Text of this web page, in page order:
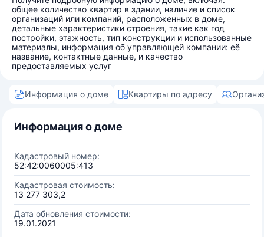
общее количество квартир в здании, наличие и список
организаций или компаний, расположенных в доме,
детальные характеристики строения, такие как год
постройки, этажность, тип конструкции и использованные
материалы, информация об управляющей компании: её
название, контактные данные, и качество
предоставляемых услуг
Информация о доме Квартиры по адресу
Информация о доме
Кадастровый номер:
52:42:0060005:413
Кадастровая стоимость:
13 277 303,2
Дата обновления стоимости:
19.01.2021